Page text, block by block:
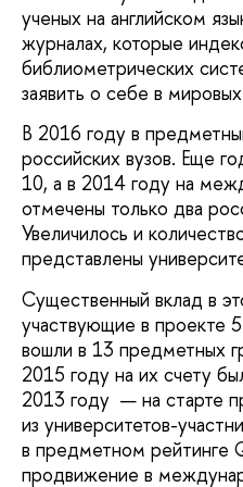
ученых на английском
журналах, которые
библиометрических
заявить о себе в
В 2016 году в
российских вузов. Еще
10, а в 2014 году на
отмечены только два
Увеличилось и
представлены
Существенный вклад в
участвующие в проекте
вошли в 13 предметных
2015 году на их счету
2013 году — на старте
из университетов-
в предметном рейтинге
продвижение в